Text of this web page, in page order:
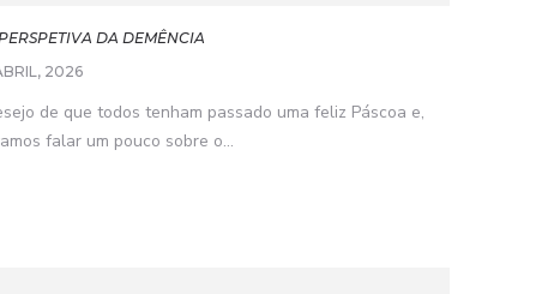
DA DEMÊNCIA
2026
de que todos tenham passado uma feliz Páscoa e,
falar um pouco sobre o...